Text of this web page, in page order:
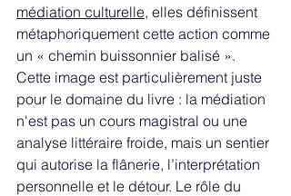
médiation culturelle, elles définissent
métaphoriquement cette action comme
un « chemin buissonnier balisé ».
Cette image est particulièrement juste
pour le domaine du livre : la médiation
n'est pas un cours magistral ou une
analyse littéraire froide, mais un sentier
qui autorise la flânerie, l’interprétation
personnelle et le détour. Le rôle du